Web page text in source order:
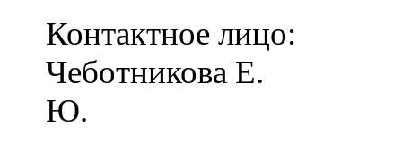
Контактное лицо:
Чеботникова Е.
Ю.